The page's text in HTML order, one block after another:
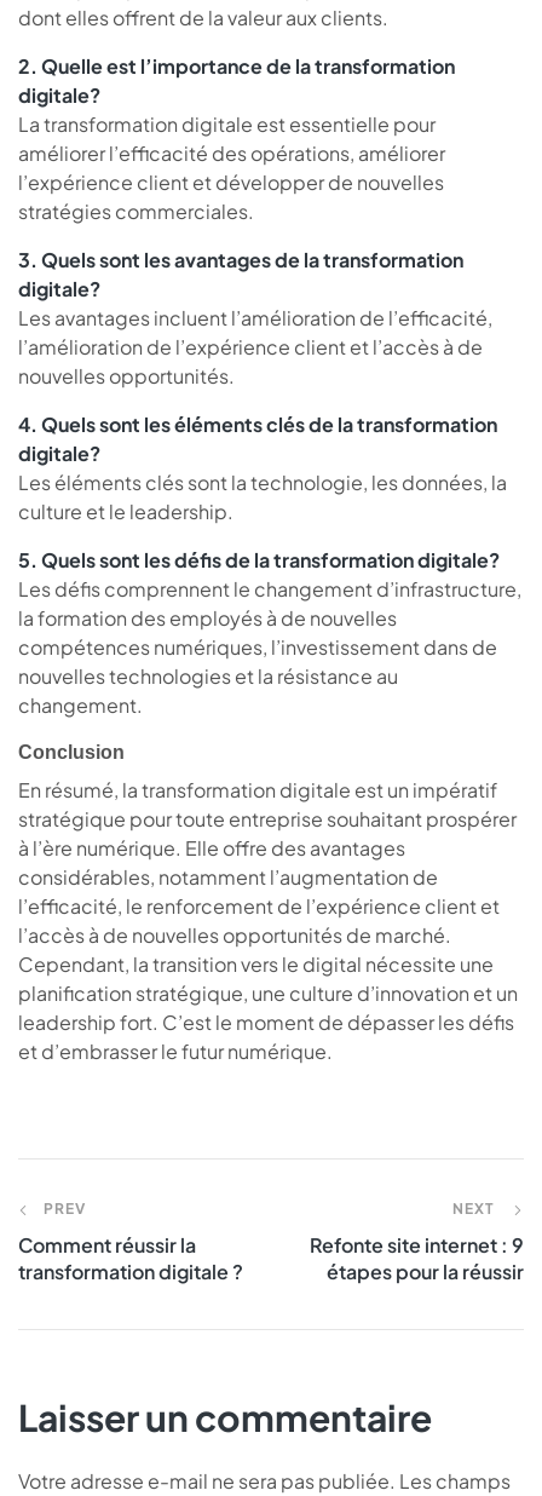
dont elles offrent de la valeur aux clients.
2. Quelle est l’importance de la transformation
digitale?
La transformation digitale est essentielle pour
améliorer l’efficacité des opérations, améliorer
l’expérience client et développer de nouvelles
stratégies commerciales.
3. Quels sont les avantages de la transformation
digitale?
Les avantages incluent l’amélioration de l’efficacité,
l’amélioration de l’expérience client et l’accès à de
nouvelles opportunités.
4. Quels sont les éléments clés de la transformation
digitale?
Les éléments clés sont la technologie, les données, la
culture et le leadership.
5. Quels sont les défis de la transformation digitale?
Les défis comprennent le changement d’infrastructure,
la formation des employés à de nouvelles
compétences numériques, l’investissement dans de
nouvelles technologies et la résistance au
changement.
Conclusion
En résumé, la transformation digitale est un impératif
stratégique pour toute entreprise souhaitant prospérer
à l’ère numérique. Elle offre des avantages
considérables, notamment l’augmentation de
l’efficacité, le renforcement de l’expérience client et
l’accès à de nouvelles opportunités de marché.
Cependant, la transition vers le digital nécessite une
planification stratégique, une culture d’innovation et un
leadership fort. C’est le moment de dépasser les défis
et d’embrasser le futur numérique.
PREV
Comment réussir la
transformation digitale ?
NEXT
Refonte site internet : 9
étapes pour la réussir
Laisser un commentaire
Votre adresse e-mail ne sera pas publiée. Les champs